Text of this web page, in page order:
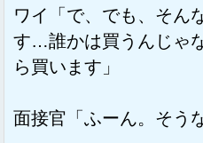
ワイ「で、でも、そん
す…誰かは買うんじゃ
ら買います」
面接官「ふーん。そう